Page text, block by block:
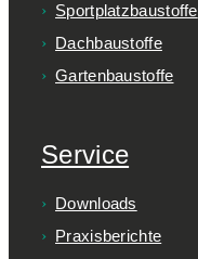
Sportplatzbaustoffe
Dachbaustoffe
Gartenbaustoffe
Service
Downloads
Praxisberichte